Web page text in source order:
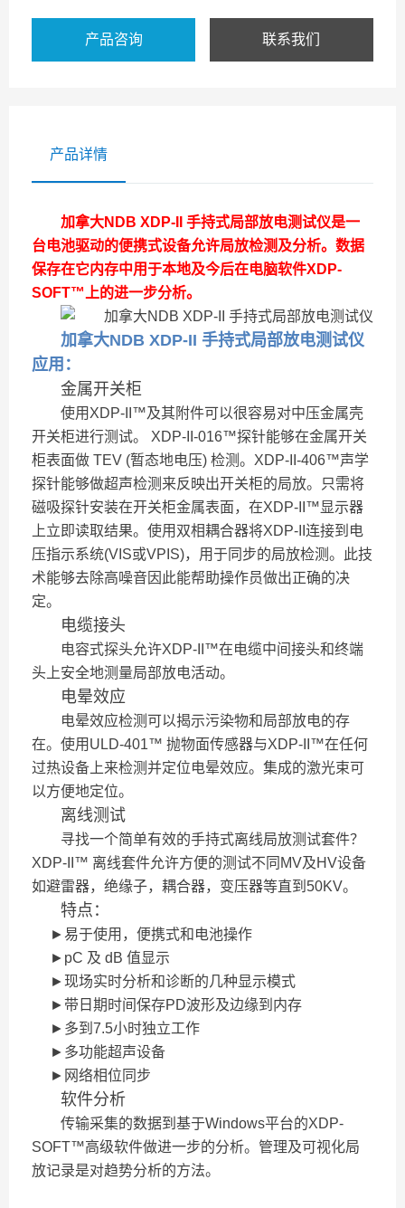
产品咨询 联系我们
产品详情
加拿大NDB XDP-II 手持式局部放电测试仪是一
台电池驱动的便携式设备允许局放检测及分析。数据
保存在它内存中用于本地及今后在电脑软件XDP-
SOFT™上的进一步分析。
加拿大NDB XDP-II 手持式局部放电测试仪
应用：
金属开关柜
使用XDP-II™及其附件可以很容易对中压金属壳
开关柜进行测试。 XDP-II-016™探针能够在金属开关
柜表面做 TEV (暂态地电压) 检测。XDP-II-406™声学
探针能够做超声检测来反映出开关柜的局放。只需将
磁吸探针安装在开关柜金属表面，在XDP-II™显示器
上立即读取结果。使用双相耦合器将XDP-II连接到电
压指示系统(VIS或VPIS)，用于同步的局放检测。此技
术能够去除高噪音因此能帮助操作员做出正确的决
定。
电缆接头
电容式探头允许XDP-II™在电缆中间接头和终端
头上安全地测量局部放电活动。
电晕效应
电晕效应检测可以揭示污染物和局部放电的存
在。使用ULD-401™ 抛物面传感器与XDP-II™在任何
过热设备上来检测并定位电晕效应。集成的激光束可
以方便地定位。
离线测试
寻找一个简单有效的手持式离线局放测试套件？
XDP-II™ 离线套件允许方便的测试不同MV及HV设备
如避雷器，绝缘子，耦合器，变压器等直到50KV。
特点：
►易于使用，便携式和电池操作
► pC 及 dB 值显示
►现场实时分析和诊断的几种显示模式
►带日期时间保存PD波形及边缘到内存
► 多到 7.5小时独立工作
► 多功能超声设备
► 网络相位同步
软件分析
传输采集的数据到基于Windows平台的XDP-
SOFT™高级软件做进一步的分析。管理及可视化局
放记录是对趋势分析的方法。